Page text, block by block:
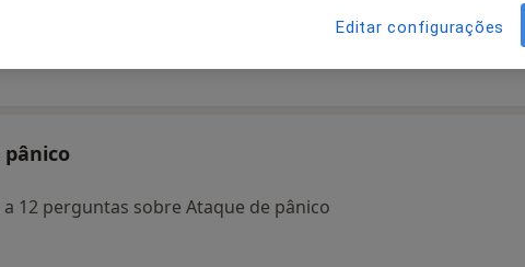
Porto
12 perguntas sobre Ataque de pânico
Editar configurações